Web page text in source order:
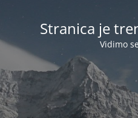
Stranica je
Vidimo